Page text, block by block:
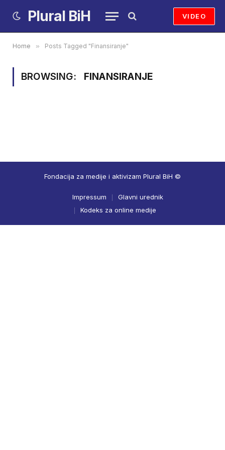
Plural BiH VIDEO
Home » Posts Tagged "Finansiranje"
BROWSING: FINANSIRANJE
Fondacija za medije i aktivizam Plural BiH ©
Impressum
Glavni urednik
Kodeks za online medije